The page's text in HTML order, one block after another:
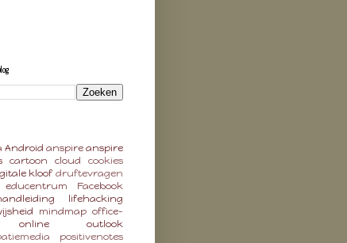
Android anspire anspire
cartoon cloud
cookies
kloof druftevragen
educentrum
Facebook
lifehacking
mindmap office-
online
outlook
positivenotes